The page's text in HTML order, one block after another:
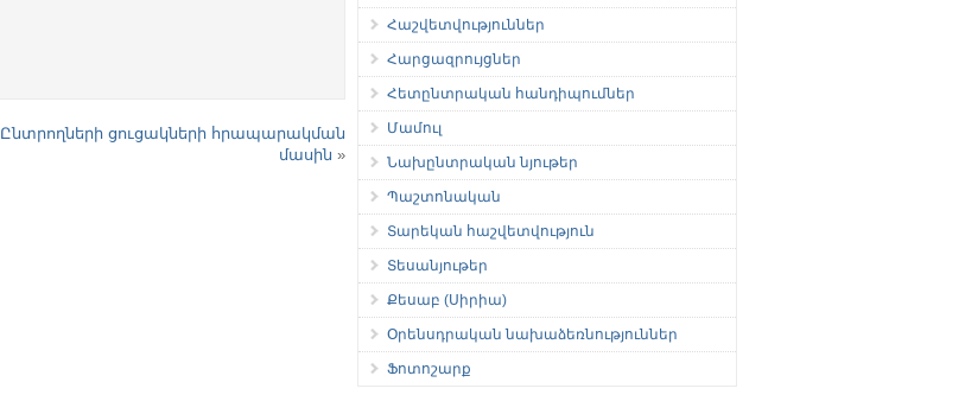
Ընտրողների ցուցակների հրապարակման
մասին »
Հաշվետվություններ
Հարցազրույցներ
Հետընտրական հանդիպումներ
Մամուլ
Նախընտրական նյութեր
Պաշտոնական
Տարեկան հաշվետվություն
Տեսանյութեր
Քեսաբ (Սիրիա)
Օրենսդրական նախաձեռնություններ
Ֆոտոշարք